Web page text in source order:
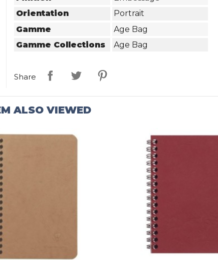
Orientation
Portrait
Gamme
Age Bag
Gamme Collections
Age Bag
Share
ALSO VIEWED